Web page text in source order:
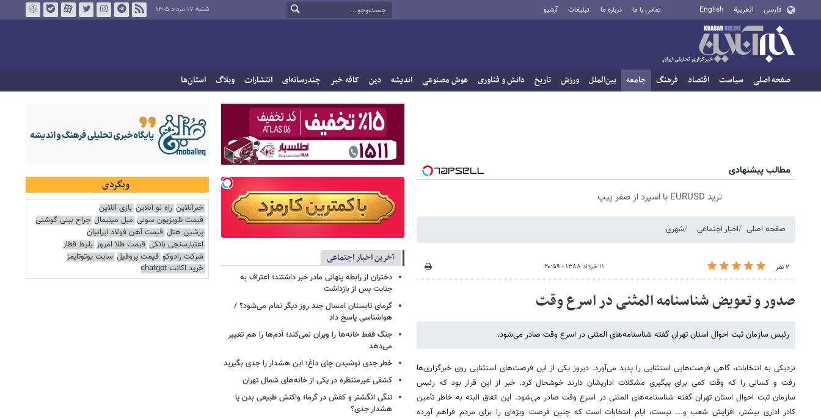
فارسی العربية English تماس با ما درباره ما تبلیغات آرشیو شنبه ۱۷ مرداد ۱۴۰۵
صفحه اصلی سیاست اقتصاد فرهنگ جامعه بین‌الملل ورزش تاریخ دانش و فناوری هوش مصنوعی اندیشه دین کافه خبر چندرسانه‌ای انتشارات وبلاگ استان‌ها
مطالب پیشنهادی
ترید EURUSD با اسپرد از صفر پیپ
صفحه اصلی اخبار اجتماعی شهری
۲ نفر ۱۱ خرداد ۱۳۸۸ - ۲۰:۵۹
صدور و تعویض شناسنامه المثنی در اسرع وقت
رئیس سازمان ثبت احوال استان تهران گفته شناسنامه‌های المثنی در اسرع وقت صادر می‌شود.
نزدیکی به انتخابات، گاهی فرصت‌هایی استثنایی را پدید می‌آورد. دیروز یکی از این فرصت‌های استثنایی روی خبرگزاری‌ها
رفت و کسانی را که وقت کمی برای پیگیری مشکلات اداریشان دارند خوشحال کرد. خبر از این قرار بود که رئیس
سازمان ثبت احوال استان تهران گفته شناسنامه‌های المثنی در اسرع وقت صادر می‌شود. این اتفاق البته به خاطر تأمین
کادر اداری بیشتر، افزایش شعب و‌... نیست، ایام انتخابات است که چنین فرصت ویژه‌ای را برای مردم فراهم آورده
آخرین اخبار اجتماعی
دختران از رابطه پنهانی مادر خبر داشتند؛ اعتراف به
جنایت پس از بازداشت
گرمای تابستان امسال چند روز دیگر تمام می‌شود؟ /
هواشناسی پاسخ داد
جنگ فقط خانه‌ها را ویران نمی‌کند؛ آدم‌ها را هم تغییر
می‌دهد
خطر جدی نوشیدن چای داغ؛ این هشدار را جدی بگیرید
کشفی غیرمنتظره در یکی از خانه‌های شمال تهران
تنگی انگشتر و کفش در گرما؛ واکنش طبیعی بدن یا
هشدار جدی؟
وبگردی
خبرآنلاین راه نو آنلاین بازی آنلاین
قیمت تلویزیون سونی مبل مینیمال جراح بینی گوشتی
پرشین هتل قیمت آهن فولاد ایرانیان
اعتبارسنجی بانکی قیمت طلا امروز بلیط قطار
شرکت رادوکو قیمت پروفیل سایت یوتوتایمز
خرید اکانت chatgpt